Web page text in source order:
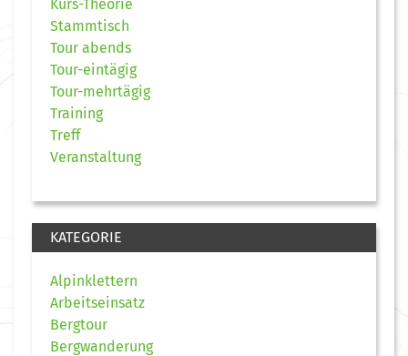
Kurs-Theorie
Stammtisch
Tour abends
Tour-eintägig
Tour-mehrtägig
Training
Treff
Veranstaltung
KATEGORIE
Alpinklettern
Arbeitseinsatz
Bergtour
Bergwanderung